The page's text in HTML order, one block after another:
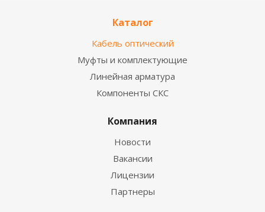
Каталог
Кабель оптический
Муфты и комплектующие
Линейная арматура
Компоненты СКС
Компания
Новости
Вакансии
Лицензии
Партнеры